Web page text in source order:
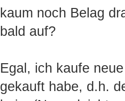
kaum noch Belag
bald auf?
Egal, ich kaufe
gekauft habe, d.h.